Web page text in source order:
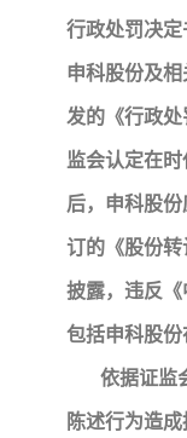
行政处罚决定
申科股份及
发的《行政
监会认定在
后，申科股
订的《股份
披露，违反
包括申科股份
依据证监
陈述行为造